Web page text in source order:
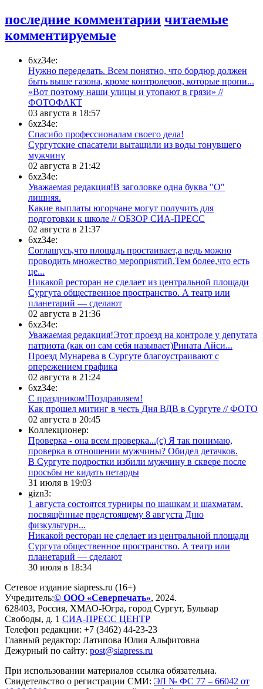
последние комментарии читаемые
комментируемые
6xz34e:
Нужно переделать. Всем понятно, что бордюр должен
быть выше газона, кроме контролеров, которые пропи...
«Вот поэтому наши улицы и утопают в грязи» //
ФОТОФАКТ
03 августа в 18:57
6xz34e:
Спасибо профессионалам своего дела!
Сургутские спасатели вытащили из воды тонувшего
мужчину
02 августа в 21:42
6xz34e:
Уважаемая редакция!В заголовке одна буква "О"
лишняя.
Какие выплаты югорчане могут получить для
подготовки к школе // ОБЗОР СИА-ПРЕСС
02 августа в 21:37
6xz34e:
Соглашусь,что площадь простаивает,а ведь можно
проводить множество мероприятий.Тем более,что есть
це...
​Никакой ресторан не сделает из центральной площади
Сургута общественное пространство. А театр или
планетарий — сделают
02 августа в 21:36
6xz34e:
Уважаемая редакция!Этот проезд на контроле у депутата
патриота (как он сам себя называет)Рината Айси...
​Проезд Мунарева в Сургуте благоустраивают с
опережением графика
02 августа в 21:24
6xz34e:
С праздником!Поздравляем!
Как прошел митинг в честь Дня ВДВ в Сургуте // ФОТО
02 августа в 20:45
Коллекционер:
Проверка - она всем проверка...(с) Я так понимаю,
проверка в отношении мужчины? Обидел детачков.
В Сургуте подростки избили мужчину в сквере после
просьбы не кидать петарды
31 июля в 19:03
gizn3:
1 августа состоятся турниры по шашкам и шахматам,
посвящённые предстоящему 8 августа Дню
физкультурн...
​Никакой ресторан не сделает из центральной площади
Сургута общественное пространство. А театр или
планетарий — сделают
30 июля в 18:34
Сетевое издание siapress.ru (16+)
Учредитель:© ООО «Северпечать», 2024.
628403, Россия, ХМАО-Югра, город Сургут, Бульвар
Свободы, д. 1 СИА-ПРЕСС ЦЕНТР
Телефон редакции: +7 (3462) 44-23-23
Главный редактор: Латипова Юлия Альфитовна
Дежурный по сайту: post@siapress.ru
При использовании материалов ссылка обязательна.
Свидетельство о регистрации СМИ: ЭЛ № ФС 77 – 66042 от